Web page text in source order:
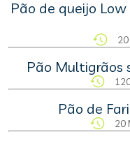
Pão de queijo
Pão Multigrãos
Pão de
20